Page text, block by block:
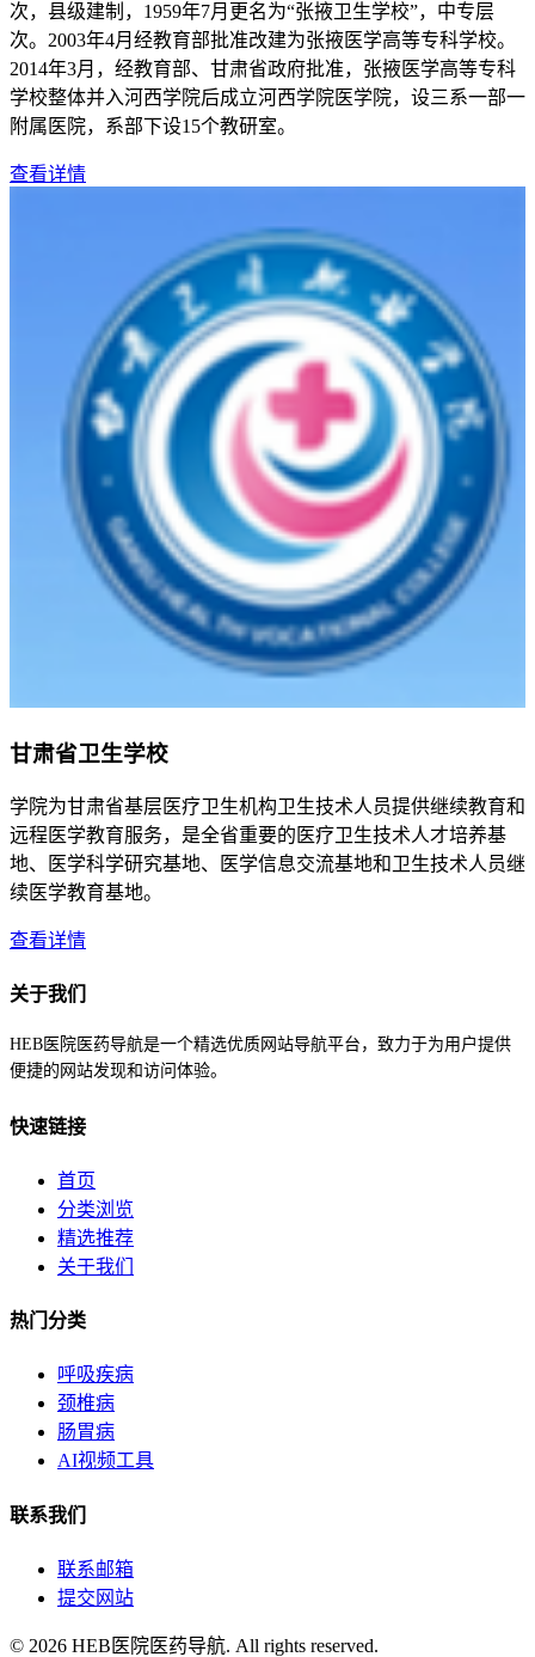
次，县级建制，1959年7月更名为“张掖卫生学校”，中专层
次。2003年4月经教育部批准改建为张掖医学高等专科学校。
2014年3月，经教育部、甘肃省政府批准，张掖医学高等专科
学校整体并入河西学院后成立河西学院医学院，设三系一部一
附属医院，系部下设15个教研室。
查看详情
甘肃省卫生学校
学院为甘肃省基层医疗卫生机构卫生技术人员提供继续教育和
远程医学教育服务，是全省重要的医疗卫生技术人才培养基
地、医学科学研究基地、医学信息交流基地和卫生技术人员继
续医学教育基地。
查看详情
关于我们
HEB医院医药导航是一个精选优质网站导航平台，致力于为用户提供
便捷的网站发现和访问体验。
快速链接
首页
分类浏览
精选推荐
关于我们
热门分类
呼吸疾病
颈椎病
肠胃病
AI视频工具
联系我们
联系邮箱
提交网站
© 2026 HEB医院医药导航. All rights reserved.